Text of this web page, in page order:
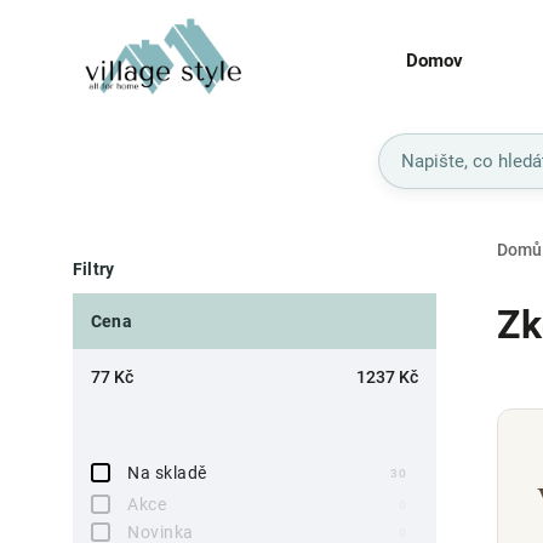
Domov
Domů
Filtry
Cena
77 Kč 1237 Kč
Na skladě 30
Akce
Novinka